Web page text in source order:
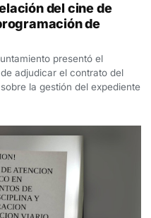
del cine de
de
presentó el
adjudicar el contrato del
la gestión del expediente